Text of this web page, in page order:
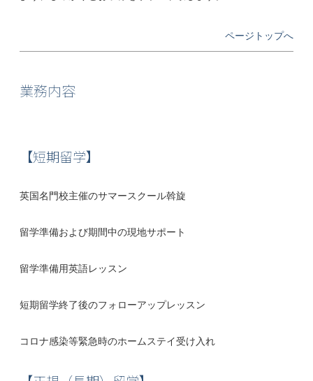
ページトップへ
業務内容
【短期留学】
英国名門校主催のサマースクール斡旋
留学準備および期間中の現地サポート
留学準備用英語レッスン
短期留学終了後のフォローアップレッスン
コロナ感染等緊急時のホームステイ受け入れ